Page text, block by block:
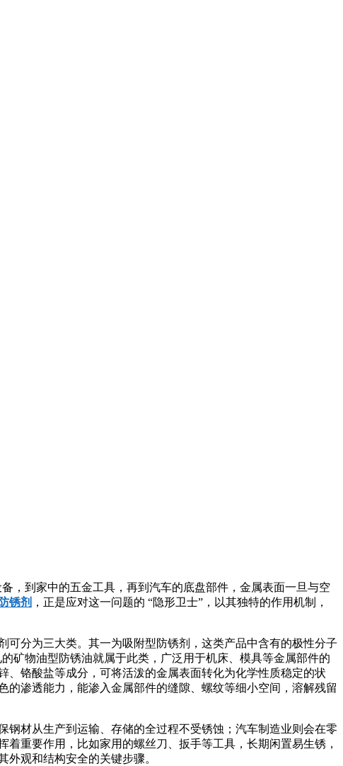
，到家中的五金工具，再到汽车的底盘部件，金属表面一旦与空
防锈剂 ，正是应对这一问题的 “隐形卫士”，以其独特的作用机制，
分为三大类。其一为吸附型防锈剂，这类产品中含有的极性分子
矿物油型防锈油就属于此类，广泛用于机床、模具等金属部件的
铬酸盐等成分，可将活泼的金属表面转化为化学性质稳定的状
渗透能力，能渗入金属部件的缝隙、螺纹等细小空间，溶解残留
材从生产到运输、存储的全过程不受锈蚀；汽车制造业则会在零
重要作用，比如家用的螺丝刀、扳手等工具，长期闲置易生锈，
观和结构安全的关键步骤。